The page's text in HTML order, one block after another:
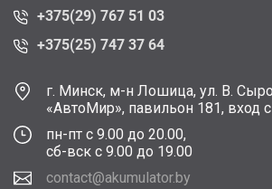
+375(29) 767 51 03
+375(25) 747 37 64
г. Минск, м-н Лошица, ул. В.
«АвтоМир», павильон 181, вход
пн-пт с 9.00 до 20.00,
сб-вск с 9.00 до 19.00
contact@akumulator.by